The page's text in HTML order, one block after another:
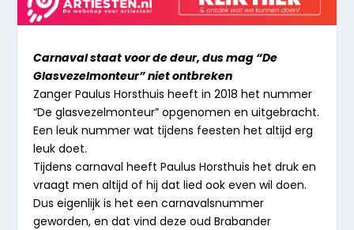
Carnaval staat voor de deur, dus mag “De
Glasvezelmonteur” niet ontbreken
Zanger Paulus Horsthuis heeft in 2018 het nummer
“De glasvezelmonteur” opgenomen en uitgebracht.
Een leuk nummer wat tijdens feesten het altijd erg
leuk doet.
Tijdens carnaval heeft Paulus Horsthuis het druk en
vraagt men altijd of hij dat lied ook even wil doen.
Dus eigenlijk is het een carnavalsnummer
geworden, en dat vind deze oud Brabander